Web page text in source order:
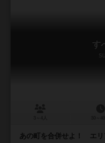
す
あの町を合併せよ！ エリ